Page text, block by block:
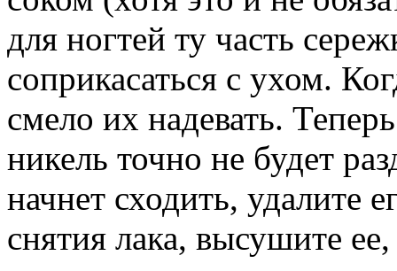
для ногтей ту часть
соприкасаться с ухом.
смело их надевать.
никель точно не будет
начнет сходить, удалите
снятия лака, высушите